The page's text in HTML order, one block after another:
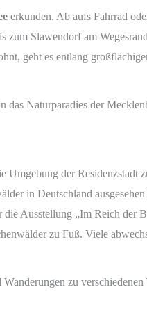
erkunden. Ab aufs Fahrrad
zum Slawendorf am
geht es entlang
das Naturparadies der
Umgebung der Residenzstadt
in Deutschland
Ausstellung „Im Reich der
zu Fuß. Viele
zu